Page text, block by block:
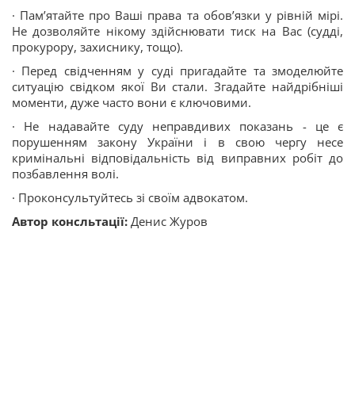
· Пам’ятайте про Ваші права та обов’язки у рівній мірі.
Не дозволяйте нікому здійснювати тиск на Вас (судді,
прокурору, захиснику, тощо).
· Перед свідченням у суді пригадайте та змоделюйте
ситуацію свідком якої Ви стали. Згадайте найдрібніші
моменти, дуже часто вони є ключовими.
· Не надавайте суду неправдивих показань - це є
порушенням закону України і в свою чергу несе
кримінальні відповідальність від виправних робіт до
позбавлення волі.
· Проконсультуйтесь зі своїм адвокатом.
Автор консльтації: Денис Журов